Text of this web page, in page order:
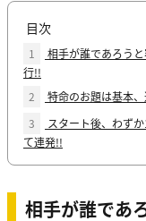
目次
1
相手が誰であろう
行!!
2
特命のお題は基本
3
スタート後、わず
て連発!!
相手が誰であ